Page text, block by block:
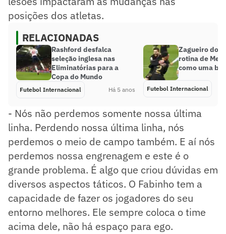
posições dos atletas.
RELACIONADAS
Rashford desfalca
seleção inglesa nas
Eliminatórias para a
Copa do Mundo
Futebol Internacional Há 5 anos
Zagueiro do
rotina de
como uma
Futebol Internacional
- Nós não perdemos somente nossa última
linha. Perdendo nossa última linha, nós
perdemos o meio de campo também. E aí nós
perdemos nossa engrenagem e este é o
grande problema. É algo que criou dúvidas em
diversos aspectos táticos. O Fabinho tem a
capacidade de fazer os jogadores do seu
entorno melhores. Ele sempre coloca o time
acima dele, não há espaço para ego.